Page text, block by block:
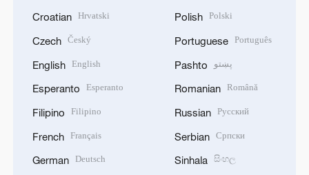
Croatian Hrvatski
Czech Český
English English
Esperanto Esperanto
Filipino Filipino
French Français
German Deutsch
Polish Polski
Portuguese Português
Pashto پښتو
Romanian Română
Russian Русский
Serbian Српски
Sinhala සිංහල